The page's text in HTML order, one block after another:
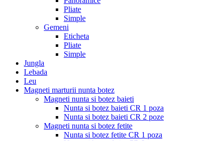
Pliate
Simple
Gemeni
Eticheta
Pliate
Simple
Jungla
Lebada
Leu
Magneti marturii nunta botez
Magneti nunta si botez baieti
Nunta si botez baieti CR 1 poza
Nunta si botez baieti CR 2 poze
Magneti nunta si botez fetite
Nunta si botez fetite CR 1 poza